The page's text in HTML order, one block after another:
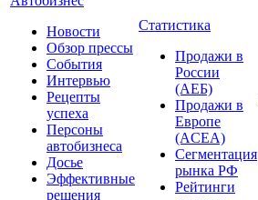
Новости
Обзор прессы
События
Интервью
Рецепты
успеха
Персоны
автобизнеса
Досье
Эффективные
решения
Статистика
Продажи в
России
(АЕБ)
Продажи в
Европе
(ACEA)
Сегментация
рынка РФ
Рейтинги